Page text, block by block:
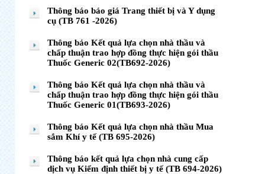
Thông báo báo giá Trang thiết bị và Y dụng
cụ (TB 761 -2026)
Thông báo Kết quả lựa chọn nhà thầu và
chấp thuận trao hợp đồng thực hiện gói thầu
Thuốc Generic 02(TB692-2026)
Thông báo Kết quả lựa chọn nhà thầu và
chấp thuận trao hợp đồng thực hiện gói thầu
Thuốc Generic 01(TB693-2026)
Thông báo Kết quả lựa chọn nhà thầu Mua
sắm Khí y tế (TB 695-2026)
Thông báo kết quả lựa chọn nhà cung cấp
dịch vụ Kiểm định thiết bị y tế (TB 694-2026)